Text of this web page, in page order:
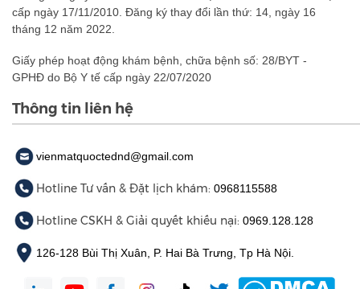
cấp ngày 17/11/2010. Đăng ký thay đổi lần thứ: 14, ngày 16
tháng 12 năm 2022.
Giấy phép hoạt động khám bệnh, chữa bệnh số: 28/BYT -
GPHĐ do Bộ Y tế cấp ngày 22/07/2020
Thông tin liên hệ
vienmatquoctednd@gmail.com
Hotline Tư vấn & Đặt lịch khám: 0968115588
Hotline CSKH & Giải quyết khiếu nại: 0969.128.128
126-128 Bùi Thị Xuân, P. Hai Bà Trưng, Tp Hà Nội.